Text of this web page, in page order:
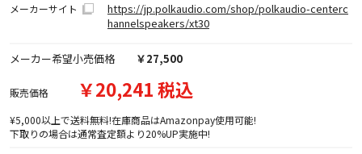
メーカーサイト
https://jp.polkaudio.com/shop/polkaudio-centerc
hannelspeakers/xt30
メーカー希望小売価格 ￥27,500
販売価格 ￥20,241 税込
¥5,000以上で送料無料!在庫商品はAmazonpay使用可能!
下取りの場合は通常査定額より20%UP実施中!